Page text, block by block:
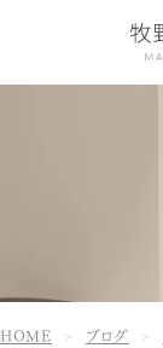
HOME ブログ